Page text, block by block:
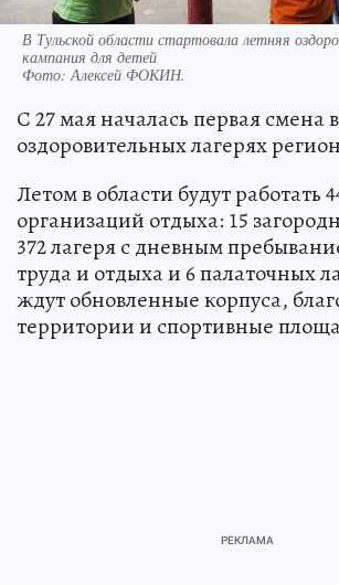
В Тульской области стартовала летняя
кампания для детей
Фото:Алексей ФОКИН.
С 27 мая началась первая смена
оздоровительных лагерях
Летом в области будут работать
организаций отдыха: 15
372 лагеря с дневным
труда и отдыха и 6 палаточных
ждут обновленные корпуса,
территории и спортивные